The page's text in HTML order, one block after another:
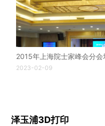
2015年上海院士家峰会分
2023-02-09
泽玉浦3D打印